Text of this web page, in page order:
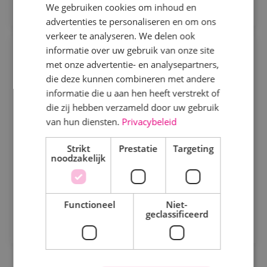
Specialisme
Beveiligingstechniek
Elektrotechniek
Energietechniek
Staf
Uren
Fulltime
Parttime
Projectengineer beveiligingstechniek
Beveiligingstechniek Fulltime MBO
Ontwerpen, afstemmen en vooruitdenken. Als
projectengineer beveiligingstechniek maak jij het
verschil.
Bekijk vacature
Direct solliciteren
We gebruiken cookies om inhoud en
advertenties te personaliseren en om ons
verkeer te analyseren. We delen ook
informatie over uw gebruik van onze site
met onze advertentie- en analysepartners,
die deze kunnen combineren met andere
informatie die u aan hen heeft verstrekt of
die zij hebben verzameld door uw gebruik
van hun diensten. Privacybeleid
Strikt
noodzakelijk
Prestatie Targeting
Functioneel
Niet-
geclassificeerd